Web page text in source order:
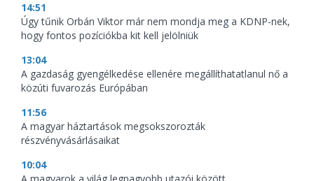
14:51
Úgy tűnik Orbán Viktor már nem mondja meg a KDNP-nek,
hogy fontos pozíciókba kit kell jelölniük
13:04
A gazdaság gyengélkedése ellenére megállíthatatlanul nő a
közúti fuvarozás Európában
11:56
A magyar háztartások megsokszorozták
részvényvásárlásaikat
10:04